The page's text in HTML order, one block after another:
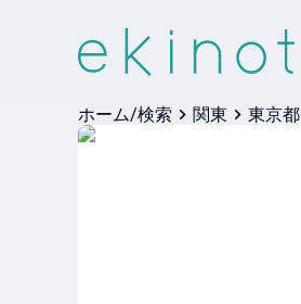
ホーム/検索 関東 東京都